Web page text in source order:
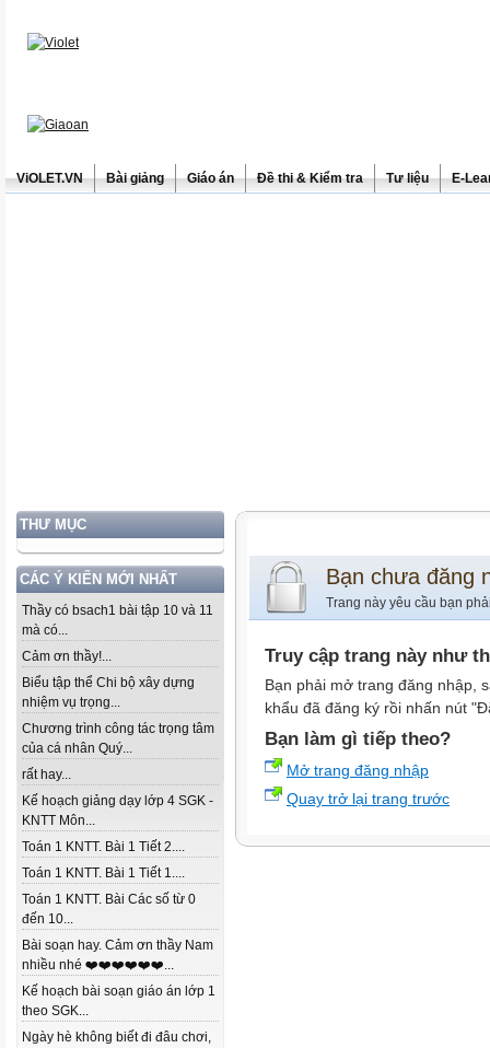
ViOLET.VN Bài giảng Giáo án Đề thi & Kiểm tra Tư liệu E-
THƯ MỤC
CÁC Ý KIẾN MỚI NHẤT
Thầy có bsach1 bài tập 10 và 11
mà có...
Cảm ơn thầy!...
Biểu tập thể Chi bộ xây dựng
nhiệm vụ trọng...
Chương trình công tác trọng tâm
của cá nhân Quý...
rất hay...
Kế hoạch giảng dạy lớp 4 SGK -
KNTT Môn...
Toán 1 KNTT. Bài 1 Tiết 2....
Toán 1 KNTT. Bài 1 Tiết 1....
Toán 1 KNTT. Bài Các số từ 0
đến 10...
Bài soạn hay. Cảm ơn thầy Nam
nhiều nhé ❤️❤️❤️❤️❤️❤️...
Kế hoạch bài soạn giáo án lớp 1
theo SGK...
Ngày hè không biết đi đâu chơi,
Bạn chưa đăng
Trang này yêu cầu bạn
Truy cập trang này như
Bạn phải mở trang đăng nhập,
khẩu đã đăng ký rồi nhấn nút
Bạn làm gì tiếp theo?
Mở trang đăng nhập
Quay trở lại trang trước